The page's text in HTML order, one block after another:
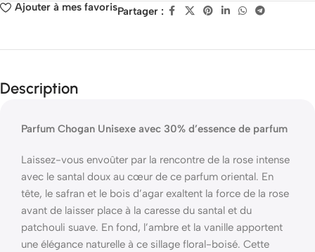
Ajouter à mes favorisPartager :
Description
Parfum Chogan Unisexe avec 30% d’essence de parfum
Laissez-vous envoûter par la rencontre de la rose intense
avec le santal doux au cœur de ce parfum oriental. En
tête, le safran et le bois d’agar exaltent la force de la rose
avant de laisser place à la caresse du santal et du
patchouli suave. En fond, l’ambre et la vanille apportent
une élégance naturelle à ce sillage floral-boisé. Cette